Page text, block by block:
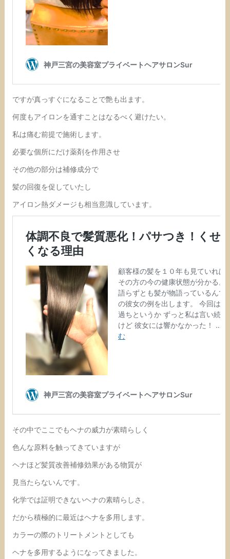
ですが真っすぐになることで艶も出ます。
何度もアイロンを通すことはなるべく避けたい。
私は痛む前提で施術します。
必要な個所にだけ薬剤を作用させ
その他の部分は補修成分で
髪の回復を促していたし
アイロン熱ダメージも相当意識しています。
その中でここでもヘナの威力が素晴らしく
色んな原料を触ってきていますが
ヘナほど髪質改善補修効果がある物質が
見当たらないんです。
化学では証明できないヘナの素晴らしさ。
だから積極的に最近はヘナを多用します。
カラーの際のトリートメントとしても
ヘナを多用するようになってきました。